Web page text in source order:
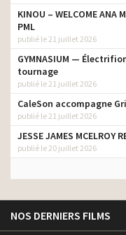
KINOU – WELCOME ANA
PML
publié le 21 juillet 2026
GYMNASIUM —
tournage
publié le 21 juillet 2026
CaleSon accompagne
publié le 21 juillet 2026
JESSE JAMES MCELROY
publié le 20 juillet 2026
NOS DERNIERS FILMS